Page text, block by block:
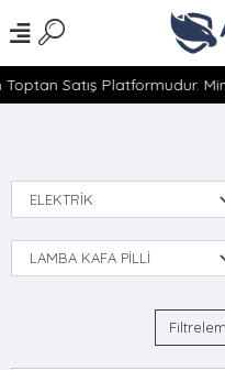
Satış Platformudur.